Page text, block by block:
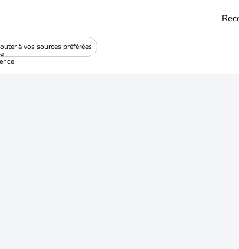
à vos sources préférées